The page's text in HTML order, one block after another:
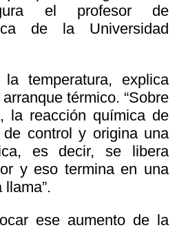
el profesor de
de la Universidad
temperatura, explica
térmico. “Sobre
la reacción química de
control y origina una
es decir, se libera
y eso termina en una
ese aumento de la